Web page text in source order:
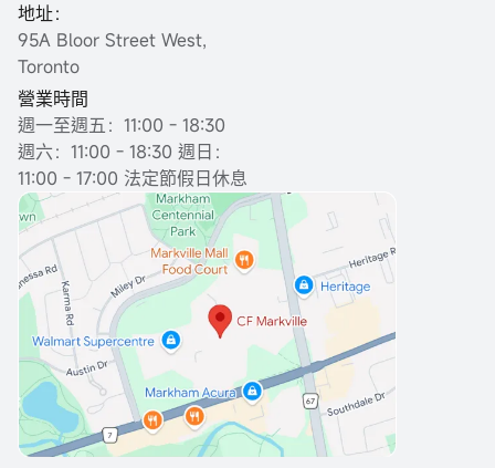
地址：
95A Bloor Street West,
Toronto
營業時間
週一至週五：11:00 - 18:30
週六：11:00 - 18:30 週日：
11:00 - 17:00 法定節假日休息